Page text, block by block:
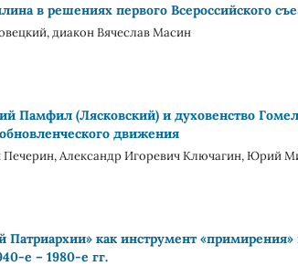
в решениях первого Всероссийского
диакон Вячеслав Масин
Памфил (Лясковский) и духовенство
движения
Александр Игоревич Ключагин, Юрий
как инструмент «примирения»
е – 1980-е гг.